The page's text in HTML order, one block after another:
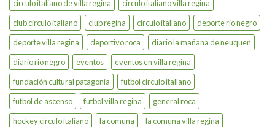
circulo italiano de villa regina
circulo italiano villa regina
club circulo italiano
club regina círculo italiano
deporte rio negro
deporte villa regina
deportivo roca
diario la mañana de neuquen
diario rio negro
eventos
eventos en villa regina
fundación cultural patagonia
futbol círculo italiano
futbol de ascenso
futbol villa regina
general roca
hockey circulo italiano
la comuna
la comuna villa regina